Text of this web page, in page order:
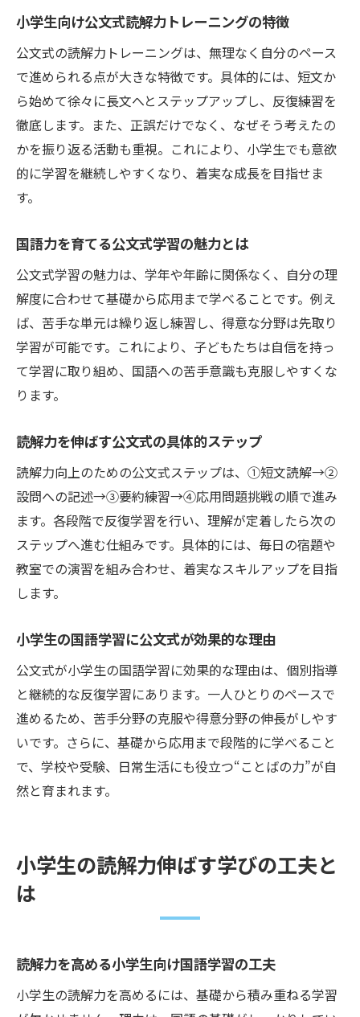
速読アプリと公文式で国語読解力を強化
小学生のための速読トレーニング活用法
国語力を伸ばす速読解力講座とアプリの違
い
読解力向上に役立つ速読アプリの選び方
公文式学習と連携した速読トレーニング法
小学生の国語読解力アップに速読アプリが
家庭で続ける読解トレーニングのポイント
ニング
親子で楽しむ公文式読解トレーニングのコ
ツ
家庭学習で読解力と国語力を継続的に伸ば
くり
公文式を活用した読解力家庭トレーニング
の効果
楽しく続ける家庭での国語学習ポイント
読解力向上を目指す小学生の習慣づくり
小学生が読解力を伸ばすための毎日の習慣
読解トレーニングを無理なく続けるコツ
力
公文式で定着する読解力養成のポイント
小学生向け国語・読解力習慣化の工夫
公文式で身につく思考力と表現力の深め方
公文式で小学生の国語思考力を育てる方法
力
公文式で身につく思考力と読解力の重要性
国語読解力を伸ばす楽しい勉強法を解説
小学生向け公文式読解力トレーニングの特徴
公文式の読解力トレーニングは、無理なく自分のペース
で進められる点が大きな特徴です。具体的には、短文か
ら始めて徐々に長文へとステップアップし、反復練習を
徹底します。また、正誤だけでなく、なぜそう考えたの
かを振り返る活動も重視。これにより、小学生でも意欲
的に学習を継続しやすくなり、着実な成長を目指せま
す。
国語力を育てる公文式学習の魅力とは
公文式学習の魅力は、学年や年齢に関係なく、自分の理
解度に合わせて基礎から応用まで学べることです。例え
ば、苦手な単元は繰り返し練習し、得意な分野は先取り
学習が可能です。これにより、子どもたちは自信を持っ
て学習に取り組め、国語への苦手意識も克服しやすくな
ります。
読解力を伸ばす公文式の具体的ステップ
読解力向上のための公文式ステップは、①短文読解→②
設問への記述→③要約練習→④応用問題挑戦の順で進み
ます。各段階で反復学習を行い、理解が定着したら次の
ステップへ進む仕組みです。具体的には、毎日の宿題や
教室での演習を組み合わせ、着実なスキルアップを目指
します。
小学生の国語学習に公文式が効果的な理由
公文式が小学生の国語学習に効果的な理由は、個別指導
と継続的な反復学習にあります。一人ひとりのペースで
進めるため、苦手分野の克服や得意分野の伸長がしやす
いです。さらに、基礎から応用まで段階的に学べること
で、学校や受験、日常生活にも役立つ“ことばの力”が自
然と育まれます。
小学生の読解力伸ばす学びの工夫と
は
読解力を高める小学生向け国語学習の工夫
小学生の読解力を高めるには、基礎から積み重ねる学習